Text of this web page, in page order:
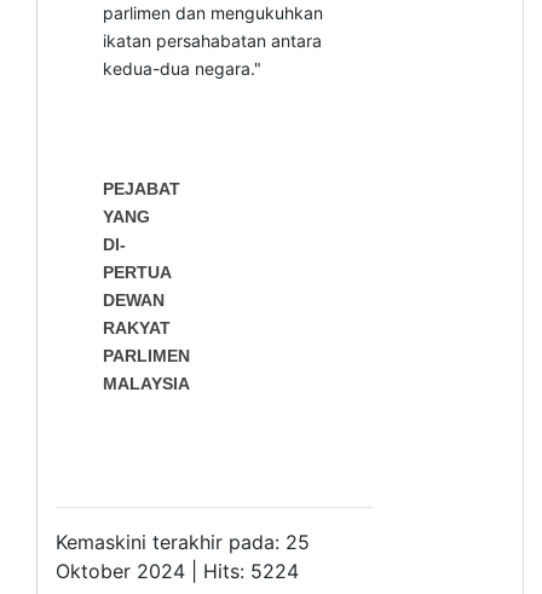
parlimen dan mengukuhkan
ikatan persahabatan antara
kedua-dua negara."
PEJABAT
YANG
DI-
PERTUA
DEWAN
RAKYAT
PARLIMEN
MALAYSIA
Kemaskini terakhir pada: 25
Oktober 2024 | Hits: 5224